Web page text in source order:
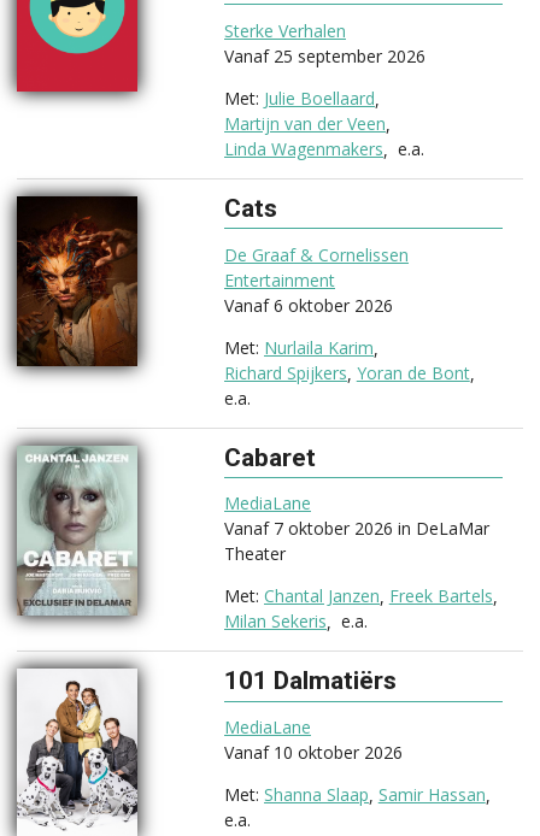
Sterke Verhalen
Vanaf 25 september 2026
Julie Boellaard
Martijn van der Veen
Linda Wagenmakers
e.a.
Cats
De Graaf & Cornelissen
Entertainment
Vanaf 6 oktober 2026
Nurlaila Karim
Richard Spijkers Yoran de Bont
e.a.
Cabaret
MediaLane
Vanaf 7 oktober 2026 in DeLaMar
Theater
Chantal Janzen Freek Bartels
Milan Sekeris
e.a.
101 Dalmatiërs
MediaLane
Vanaf 10 oktober 2026
Shanna Slaap Samir Hassan
e.a.